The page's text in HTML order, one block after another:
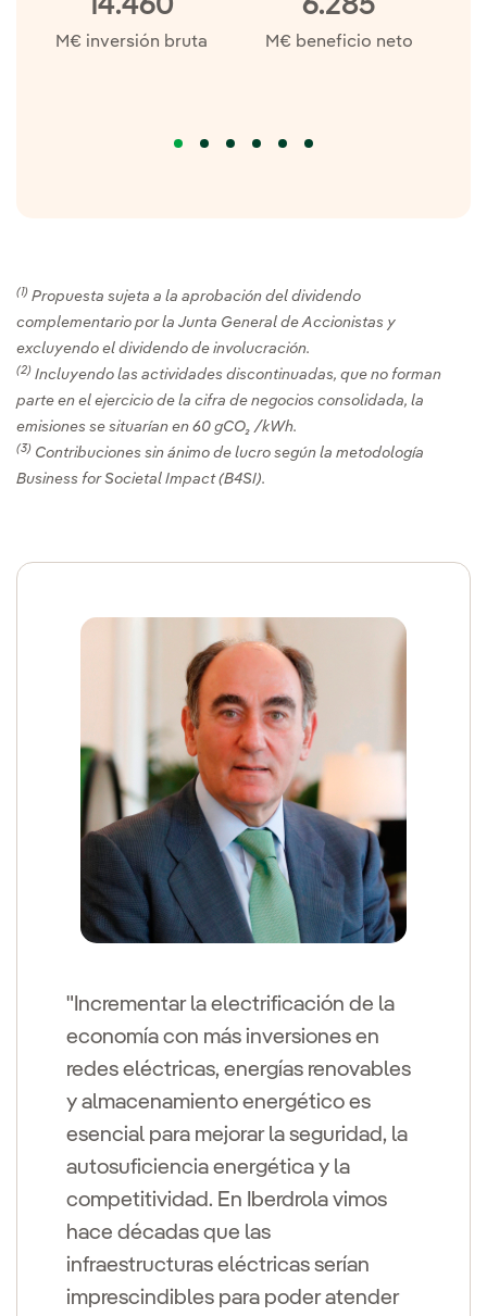
M€ inversión bruta M€ beneficio neto
(1) Propuesta sujeta a la aprobación del dividendo
complementario por la Junta General de Accionistas y
excluyendo el dividendo de involucración.
(2) Incluyendo las actividades discontinuadas, que no forman
parte en el ejercicio de la cifra de negocios consolidada, la
emisiones se situarían en 60 gCO₂ /kWh.
(3) Contribuciones sin ánimo de lucro según la metodología
Business for Societal Impact (B4SI).
"Incrementar la electrificación de la
economía con más inversiones en
redes eléctricas, energías renovables
y almacenamiento energético es
esencial para mejorar la seguridad, la
autosuficiencia energética y la
competitividad. En Iberdrola vimos
hace décadas que las
infraestructuras eléctricas serían
imprescindibles para poder atender